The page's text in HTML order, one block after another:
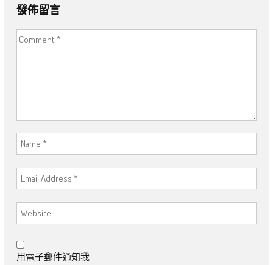
發佈留言
用電子郵件通知我